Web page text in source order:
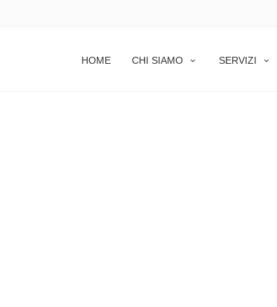
HOME CHI SIAMO SERVIZI